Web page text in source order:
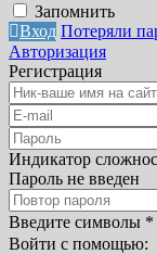
Запомнить
Вход Потеряли
Авторизация
Регистрация
Индикатор
Пароль не введен
Введите символы *
Войти с помощью: